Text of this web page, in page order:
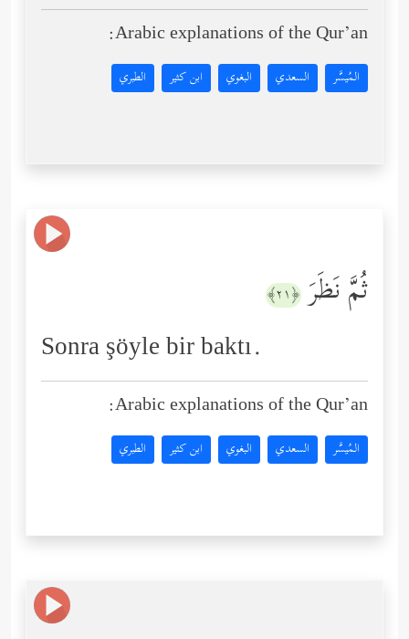
Arabic explanations of the Qur’an:
المُيسَّر السعدي البغوي ابن كثير الطبري
ثُمَّ نَظَرَ ﴿٢١﴾
Sonra şöyle bir baktı.
Arabic explanations of the Qur’an:
المُيسَّر السعدي البغوي ابن كثير الطبري